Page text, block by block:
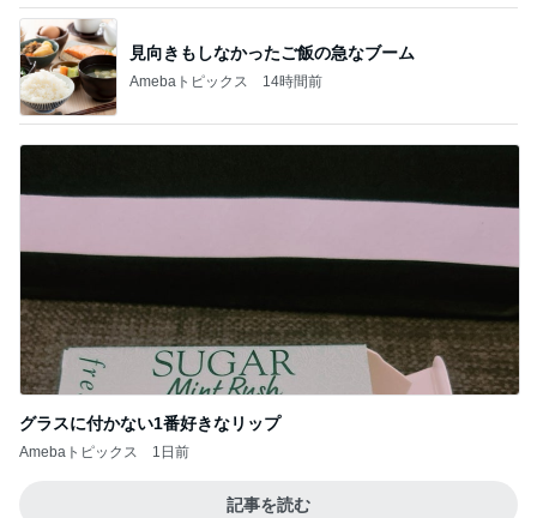
グラスに付かない1番好きなリップ
解雇され謝罪なくヘラヘラな上司
Amebaトピックス 17時間前
Amebaトピックス 1日前